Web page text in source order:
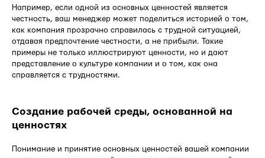
Например, если одной из основных ценностей является
честность, ваш менеджер может поделиться историей о том,
как компания прозрачно справилась с трудной ситуацией,
отдавая предпочтение честности, а не прибыли. Такие
примеры не только иллюстрируют ценности, но и дают
представление о культуре компании и о том, как она
справляется с трудностями.
Создание рабочей среды, основанной на
ценностях
Понимание и принятие основных ценностей вашей компании